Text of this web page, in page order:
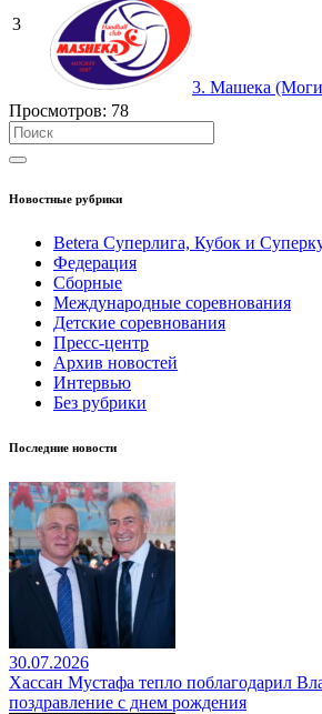
3
3. Машека
Просмотров: 78
Новостные рубрики
Betera Суперлига, Кубок и
Федерация
Сборные
Международные соревнования
Детские соревнования
Пресс-центр
Архив новостей
Интервью
Без рубрики
Последние новости
30.07.2026
Хассан Мустафа тепло поблагодарил
поздравление с днем рождения